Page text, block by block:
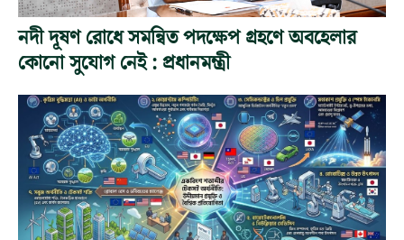
নদী দূষণ রোধে সমন্বিত পদক্ষেপ গ্রহণে অবহেলার
কোনো সুযোগ নেই : প্রধানমন্ত্রী